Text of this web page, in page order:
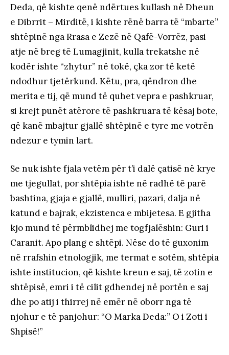
Deda, që kishte qenë ndërtues kullash në Dheun
e Dibrrit – Mirditë, i kishte rënë barra të “mbarte”
shtëpinë nga Rrasa e Zezë në Qafë-Vorrëz, pasi
atje në breg të Lumagjinit, kulla trekatshe në
kodër ishte “zhytur” në tokë, çka zor të ketë
ndodhur tjetërkund. Këtu, pra, qëndron dhe
merita e tij, që mund të quhet vepra e pashkruar,
si krejt punët atërore të pashkruara të kësaj bote,
që kanë mbajtur gjallë shtëpinë e tyre me votrën
ndezur e tymin lart.
Se nuk ishte fjala vetëm për t’i dalë çatisë në krye
me tjegullat, por shtëpia ishte në radhë të parë
bashtina, gjaja e gjallë, mulliri, pazari, dalja në
katund e bajrak, ekzistenca e mbijetesa. E gjitha
kjo mund të përmblidhej me togfjalëshin: Guri i
Caranit. Apo plang e shtëpi. Nëse do të guxonim
në rrafshin etnologjik, me termat e sotëm, shtëpia
ishte institucion, që kishte kreun e saj, të zotin e
shtëpisë, emri i të cilit gdhendej në portën e saj
dhe po atij i thirrej në emër në oborr nga të
njohur e të panjohur: “O Marka Deda:” O i Zoti i
Shpisë!”